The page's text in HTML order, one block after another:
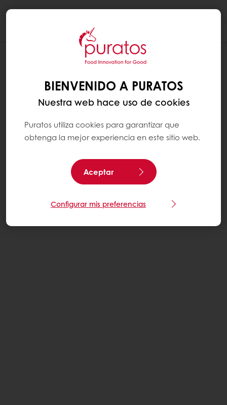
BIENVENIDO A PURATOS
Nuestra web hace uso de cookies
Puratos utiliza cookies para garantizar que
obtenga la mejor experiencia en este sitio web.
Aceptar
Configurar mis preferencias